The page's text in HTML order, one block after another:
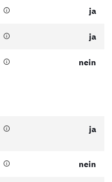
ja
ja
nein
ja
nein